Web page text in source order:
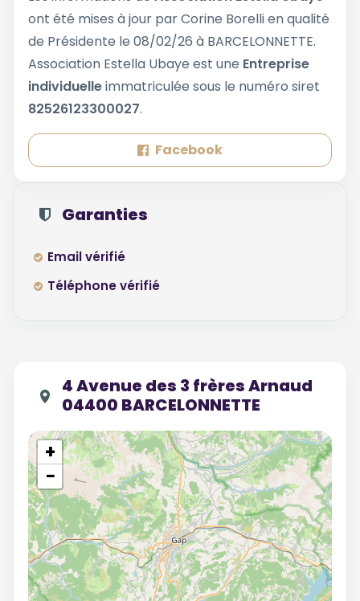
ont été mises à jour par Corine Borelli en qualité
de Présidente le 08/02/26 à BARCELONNETTE.
Association Estella Ubaye est une Entreprise
individuelleimmatriculée sous le numéro siret
82526123300027.
Facebook
Garanties
Email vérifié
Téléphone vérifié
4 Avenue des 3 frères Arnaud
04400 BARCELONNETTE
+
−